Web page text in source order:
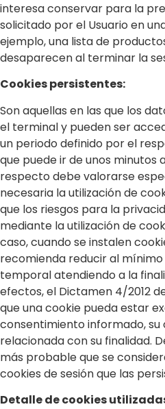
interesa conservar para la
solicitado por el Usuario en
ejemplo, una lista de
desaparecen al terminar la
Cookies persistentes:
Son aquellas en las que los
el terminal y pueden ser
un periodo definido por el
que puede ir de unos minutos
respecto debe valorarse
necesaria la utilización de
que los riesgos para la
mediante la utilización de
caso, cuando se instalen
recomienda reducir al
temporal atendiendo a la
efectos, el Dictamen 4/2012
que una cookie pueda estar
consentimiento informado,
relacionada con su finalidad.
más probable que se
cookies de sesión que las
Detalle de cookies